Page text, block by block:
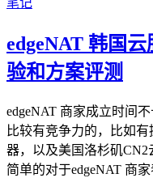
edgeNAT 韩国
验和方案评测
edgeNAT 商家成立时间
比较有竞争力的，比如
器，以及美国洛杉矶
简单的对于edgeNAT 商